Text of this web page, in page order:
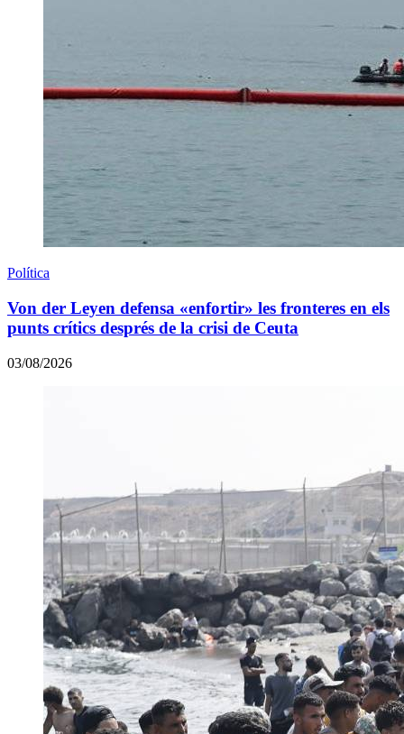
Política
Von der Leyen defensa «enfortir» les fronteres en els
punts crítics després de la crisi de Ceuta
03/08/2026